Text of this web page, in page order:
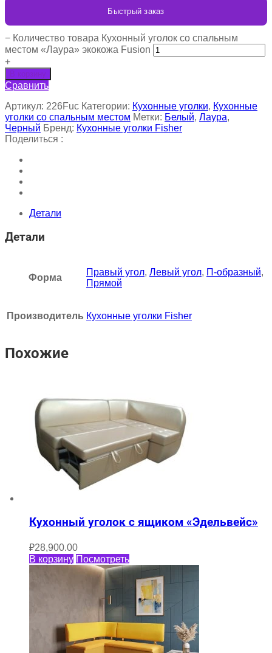
Быстрый заказ
− Количество товара Кухонный уголок со спальным
местом «Лаура» экокожа Fusion
+
В корзину
Сравнить
Артикул: 226Fuc Категории: Кухонные уголки, Кухонные
уголки со спальным местом Метки: Белый, Лаура,
Черный Бренд: Кухонные уголки Fisher
Поделиться :
Детали
Детали
Форма
Правый угол, Левый угол, П-образный,
Прямой
Производитель Кухонные уголки Fisher
Похожие
Кухонный уголок с ящиком «Эдельвейс»
₽28,900.00
В корзину Посмотреть